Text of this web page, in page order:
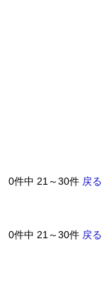
0件中 21～30件 戻る
0件中 21～30件 戻る